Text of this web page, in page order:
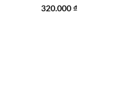
Được xếp
320.000₫